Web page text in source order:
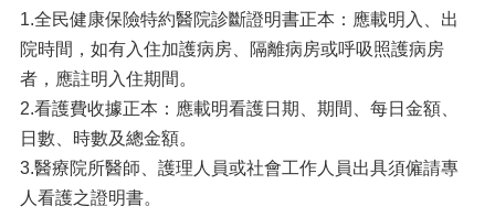
1.全民健康保險特約醫院診斷證明書正本：應載明入、出
院時間，如有入住加護病房、隔離病房或呼吸照護病房
者，應註明入住期間。
2.看護費收據正本：應載明看護日期、期間、每日金額、
日數、時數及總金額。
3.醫療院所醫師、護理人員或社會工作人員出具須僱請專
人看護之證明書。